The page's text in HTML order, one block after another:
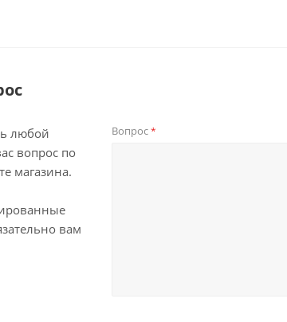
любой
вопрос по
магазина.
вам
Вопрос*